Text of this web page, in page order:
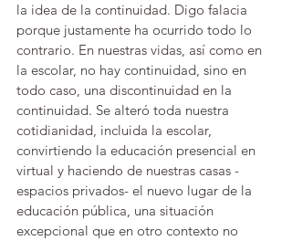
la idea de la continuidad. Digo falacia
porque justamente ha ocurrido todo lo
contrario. En nuestras vidas, así como en
la escolar, no hay continuidad, sino en
todo caso, una discontinuidad en la
continuidad. Se alteró toda nuestra
cotidianidad, incluida la escolar,
convirtiendo la educación presencial en
virtual y haciendo de nuestras casas -
espacios privados- el nuevo lugar de la
educación pública, una situación
excepcional que en otro contexto no